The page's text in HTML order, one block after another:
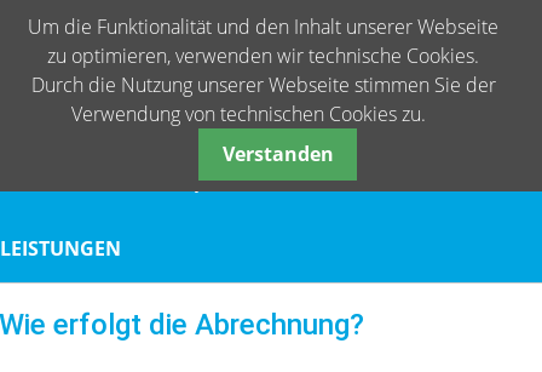
WAS IST citipost.online?
LEISTUNGEN
Wie erfolgt die Abrechnung?
Um die Funktionalität und den Inhalt unserer Webseite
zu optimieren, verwenden wir technische Cookies.
Durch die Nutzung unserer Webseite stimmen Sie der
Verwendung von technischen Cookies zu.
Verstanden